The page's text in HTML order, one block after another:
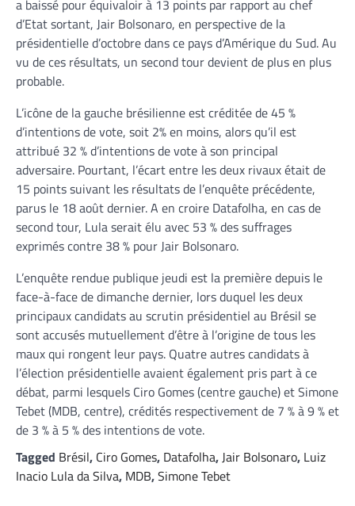
a baissé pour équivaloir à 13 points par rapport au chef
d’Etat sortant, Jair Bolsonaro, en perspective de la
présidentielle d’octobre dans ce pays d’Amérique du Sud. Au
vu de ces résultats, un second tour devient de plus en plus
probable.
L’icône de la gauche brésilienne est créditée de 45 %
d’intentions de vote, soit 2% en moins, alors qu’il est
attribué 32 % d’intentions de vote à son principal
adversaire. Pourtant, l’écart entre les deux rivaux était de
15 points suivant les résultats de l’enquête précédente,
parus le 18 août dernier. A en croire Datafolha, en cas de
second tour, Lula serait élu avec 53 % des suffrages
exprimés contre 38 % pour Jair Bolsonaro.
L’enquête rendue publique jeudi est la première depuis le
face-à-face de dimanche dernier, lors duquel les deux
principaux candidats au scrutin présidentiel au Brésil se
sont accusés mutuellement d’être à l’origine de tous les
maux qui rongent leur pays. Quatre autres candidats à
l’élection présidentielle avaient également pris part à ce
débat, parmi lesquels Ciro Gomes (centre gauche) et Simone
Tebet (MDB, centre), crédités respectivement de 7 % à 9 % et
de 3 % à 5 % des intentions de vote.
Tagged Brésil, Ciro Gomes, Datafolha,Jair Bolsonaro, Luiz
Inacio Lula da Silva, MDB,Simone Tebet